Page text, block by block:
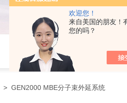
欢迎您！
来自美国的朋友！
您的吗？
> GEN2000 MBE分子束外延系统